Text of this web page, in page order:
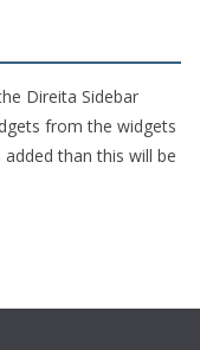
Direita Sidebar
from the widgets
than this will be